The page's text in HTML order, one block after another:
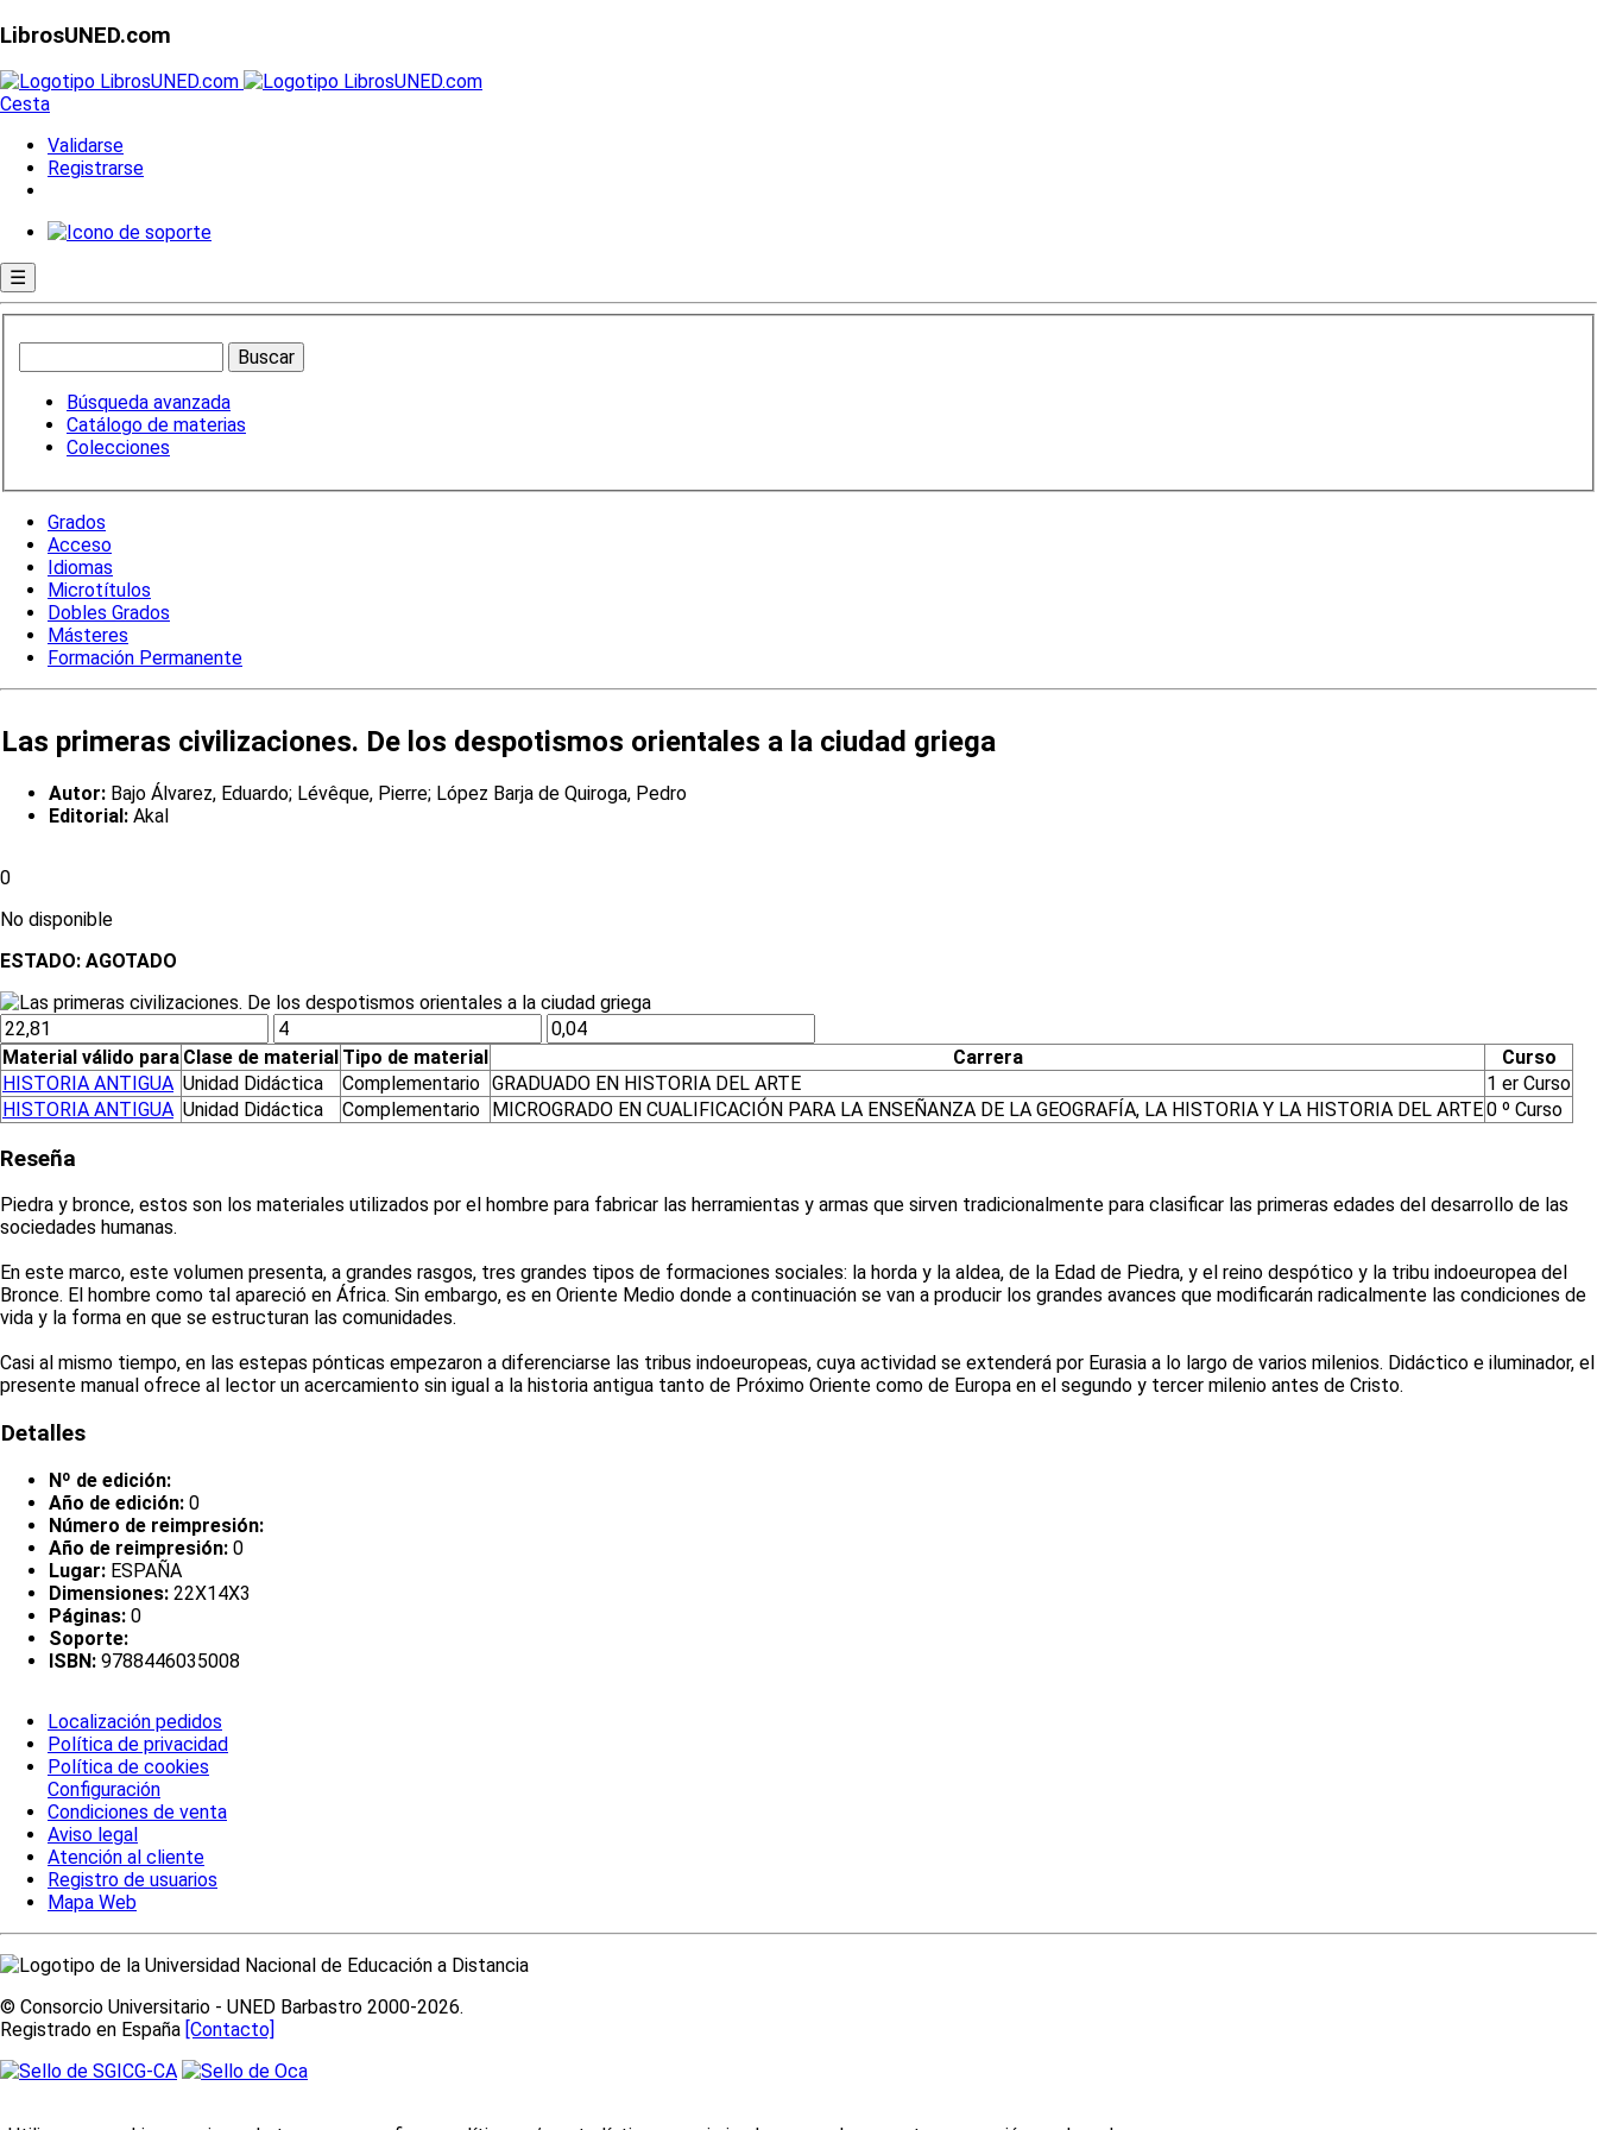
LibrosUNED.com
Cesta
Validarse
Registrarse
☰
Búsqueda avanzada
Catálogo de materias
Colecciones
Grados
Acceso
Idiomas
Microtítulos
Dobles Grados
Másteres
Formación Permanente
Las primeras civilizaciones. De los despotismos orientales a la ciudad griega
Autor: Bajo Álvarez, Eduardo; Lévêque, Pierre; López Barja de Quiroga, Pedro
Editorial: Akal
0
No disponible
ESTADO: AGOTADO
Material válido para Clase de material Tipo de material Carrera
Curso
HISTORIA ANTIGUA Unidad Didáctica Complementario GRADUADO EN HISTORIA DEL ARTE
1 er Curso
HISTORIA ANTIGUA Unidad Didáctica Complementario MICROGRADO EN CUALIFICACIÓN PARA LA ENSEÑANZA DE LA GEOGRAFÍA, LA HISTORIA Y LA HISTORIA DEL ARTE0 º Curso
Reseña
Piedra y bronce, estos son los materiales utilizados por el hombre para fabricar las herramientas y armas que sirven tradicionalmente para clasificar las primeras edades del desarrollo de las
sociedades humanas.
En este marco, este volumen presenta, a grandes rasgos, tres grandes tipos de formaciones sociales: la horda y la aldea, de la Edad de Piedra, y el reino despótico y la tribu indoeuropea del
Bronce. El hombre como tal apareció en África. Sin embargo, es en Oriente Medio donde a continuación se van a producir los grandes avances que modificarán radicalmente las condiciones de
vida y la forma en que se estructuran las comunidades.
Casi al mismo tiempo, en las estepas pónticas empezaron a diferenciarse las tribus indoeuropeas, cuya actividad se extenderá por Eurasia a lo largo de varios milenios. Didáctico e iluminador, el
presente manual ofrece al lector un acercamiento sin igual a la historia antigua tanto de Próximo Oriente como de Europa en el segundo y tercer milenio antes de Cristo.
Detalles
Nº de edición:
Año de edición: 0
Número de reimpresión:
Año de reimpresión: 0
Lugar: ESPAÑA
Dimensiones: 22X14X3
Páginas: 0
Soporte:
ISBN: 9788446035008
Localización pedidos
Política de privacidad
Política de cookies
Configuración
Condiciones de venta
Aviso legal
Atención al cliente
Registro de usuarios
Mapa Web
© Consorcio Universitario - UNED Barbastro 2000-2026.
Registrado en España [Contacto]